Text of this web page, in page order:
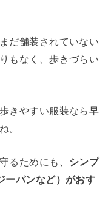
だ舗装されていない
もなく、歩きづらい
きやすい服装なら早
。
るためにも、 シンプ
ーパンなど）がおす